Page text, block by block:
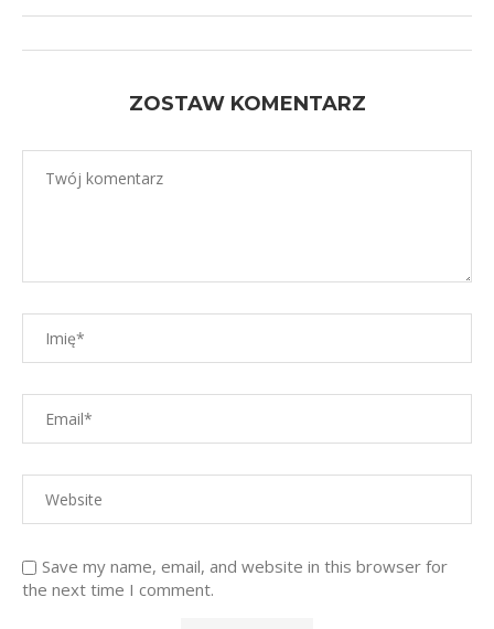
ZOSTAW KOMENTARZ
Save my name, email, and website in this browser for
the next time I comment.